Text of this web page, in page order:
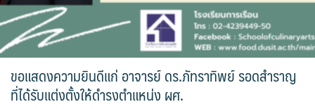
การจัดการความรู้ (KM)
ข้อมูลติดต่อและการเดินทาง
ขั้นตอน/แนวทางการปฏิบัติงาน
ขอแสดงความยินดีแก่ อาจารย์ ดร.ภัทราทิพย์ รอดสำราญ
ที่ได้รับแต่งตั้งให้ดำรงตำแหน่ง ผศ.